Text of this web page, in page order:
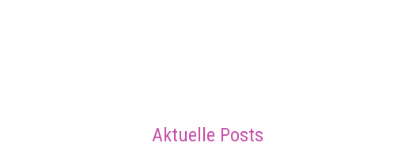
Aktuelle Posts